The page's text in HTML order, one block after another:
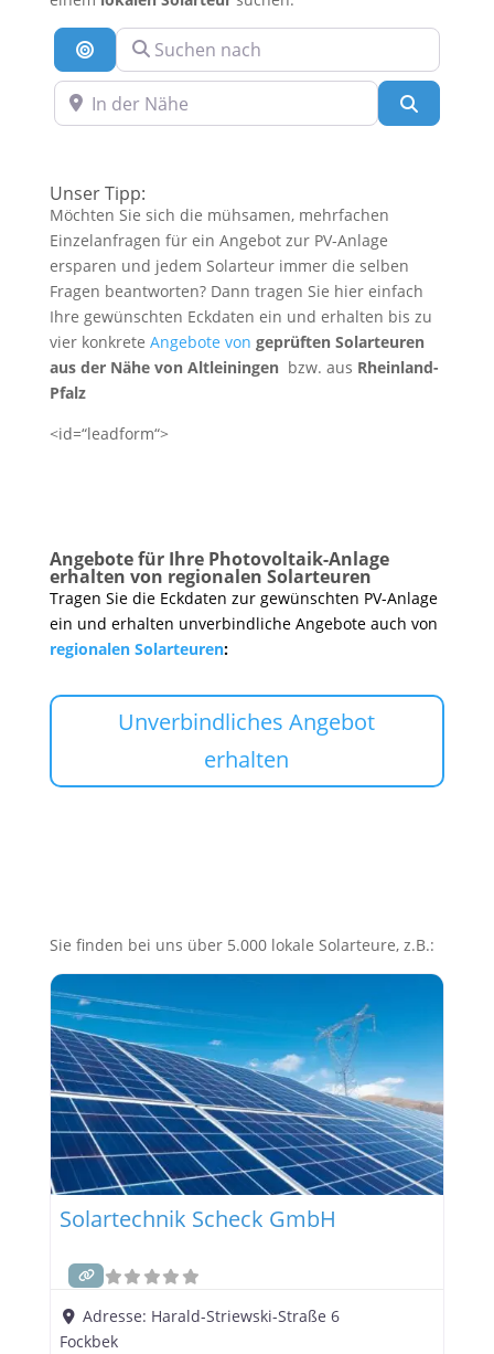
Suche nach Entfernung
Suchen nach
In der Nähe
Unser Tipp:
Möchten Sie sich die mühsamen, mehrfachen
Einzelanfragen für ein Angebot zur PV-Anlage
ersparen und jedem Solarteur immer die selben
Fragen beantworten? Dann tragen Sie hier einfach
Ihre gewünschten Eckdaten ein und erhalten bis zu
vier konkrete Angebote von geprüften Solarteuren
aus der Nähe von Altleiningen bzw. aus Rheinland-
Pfalz
<id=“leadform“>
Angebote für Ihre Photovoltaik-Anlage
erhalten von regionalen Solarteuren
Tragen Sie die Eckdaten zur gewünschten PV-Anlage
ein und erhalten unverbindliche Angebote auch von
regionalen Solarteuren:
Unverbindliches Angebot
erhalten
Sie finden bei uns über 5.000 lokale Solarteure, z.B.:
Solartechnik Scheck GmbH
Adresse: Harald-Striewski-Straße 6
Fockbek